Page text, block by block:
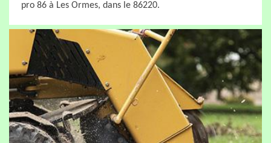
pro 86 à Les Ormes, dans le 86220.